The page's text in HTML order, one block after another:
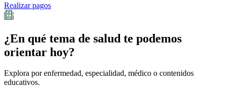
Realizar pagos
¿En qué tema de salud te podemos
orientar hoy?
Explora por enfermedad, especialidad, médico o contenidos
educativos.